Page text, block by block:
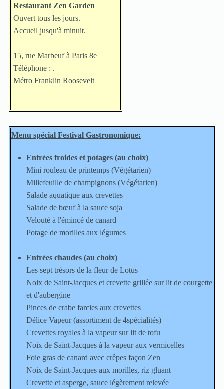
Restaurant Zen Garden
Ouvert tous les jours.
Accueil jusqu'à minuit.
15, rue Marbeuf à Paris 8e
Téléphone : .
Métro Franklin Roosevelt
Menu spécial Festival Gastronomique:
Entrées froides et potages (au choix)
Mini rouleau de printemps (Végétarien)
Millefeuille de champignons (Végétarien)
Salade aquatique aux crevettes
Salade de bœuf à la sauce soja
Velouté à l'émincé de canard
Potage de morilles aux légumes
Entrées chaudes (au choix)
Les sept trésors de la fleur de Lotus
Noix de Saint-Jacques et crevette grillée sur lit de courgette
et d'aubergine
Pinces de crabe farcies aux crevettes
Délice Vapeur (assortiment de 4spécialités)
Crevettes royales à la vapeur sur lit de tofu
Noix de Saint-Jacques à la vapeur aux vermicelles
Foie gras de canard avec crêpes façon Zen
Noix de Saint-Jacques aux morilles, riz gluant
Crevette et asperge, sauce légèrement relevée